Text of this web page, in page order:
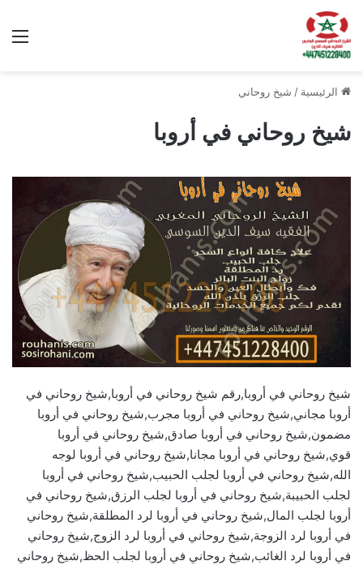
الرئيسية / شيخ روحاني
شيخ روحاني في أروبا
شيخ روحاني في أروبا,رقم شيخ روحاني في أروبا,شيخ روحاني في
أروبا مجاني,شيخ روحاني في أروبا مجرب,شيخ روحاني في أروبا
مضمون,شيخ روحاني في أروبا صادق,شيخ روحاني في أروبا
قوي,شيخ روحاني في أروبا مجانا,شيخ روحاني في أروبا لوجه
الله,شيخ روحاني في أروبا لجلب الحبيب,شيخ روحاني في أروبا
لجلب الحبيبة,شيخ روحاني في أروبا لجلب الرزق,شيخ روحاني في
أروبا لجلب المال,شيخ روحاني في أروبا لرد المطلقة,شيخ روحاني
في أروبا لرد الزوجة,شيخ روحاني في أروبا لرد الزوج,شيخ روحاني
في أروبا لرد الغائب,شيخ روحاني في أروبا لجلب الحظ,شيخ روحاني